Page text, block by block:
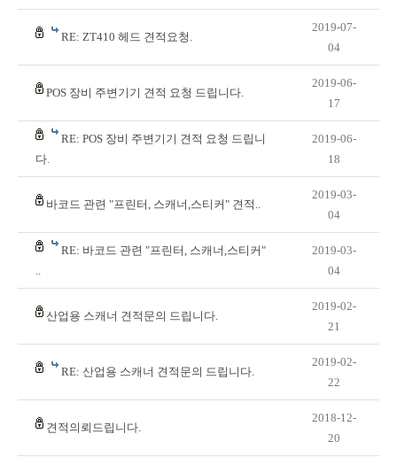
RE: ZT410 헤드 견적요청.
2019-07-
04
POS 장비 주변기기 견적 요청 드립니다.
2019-06-
17
RE: POS 장비 주변기기 견적 요청 드립니
다.
2019-06-
18
바코드 관련 "프린터, 스캐너,스티커" 견적..
2019-03-
04
RE: 바코드 관련 "프린터, 스캐너,스티커"
..
2019-03-
04
산업용 스캐너 견적문의 드립니다.
2019-02-
21
RE: 산업용 스캐너 견적문의 드립니다.
2019-02-
22
견적의뢰드립니다.
2018-12-
20